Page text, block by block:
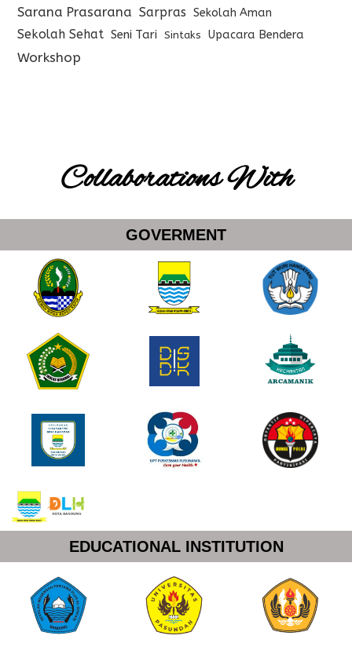
Sarana Prasarana Sarpras Sekolah Aman
Sekolah Sehat Seni Tari Sintaks Upacara Bendera
Workshop
Collaborations With
GOVERMENT
EDUCATIONAL INSTITUTION